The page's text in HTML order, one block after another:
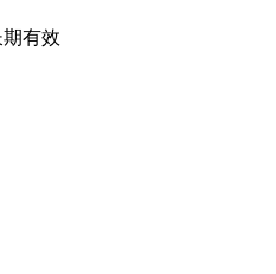
有效